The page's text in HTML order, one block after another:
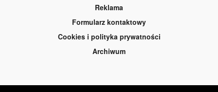
Reklama
Formularz kontaktowy
Cookies i polityka prywatności
Archiwum